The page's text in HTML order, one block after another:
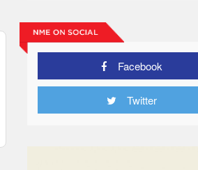
Facebook
Twitter